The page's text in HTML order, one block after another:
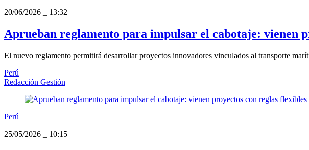
20/06/2026
13:32
Aprueban reglamento para impulsar el cabotaje: vienen
El nuevo reglamento permitirá desarrollar proyectos innovadores vinculados al transporte
Perú
Redacción Gestión
Perú
25/05/2026
10:15